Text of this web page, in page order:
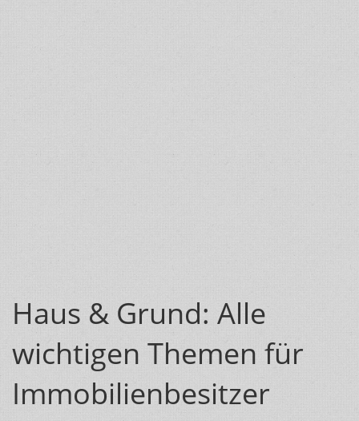
Haus & Grund: Alle
wichtigen Themen für
Immobilienbesitzer